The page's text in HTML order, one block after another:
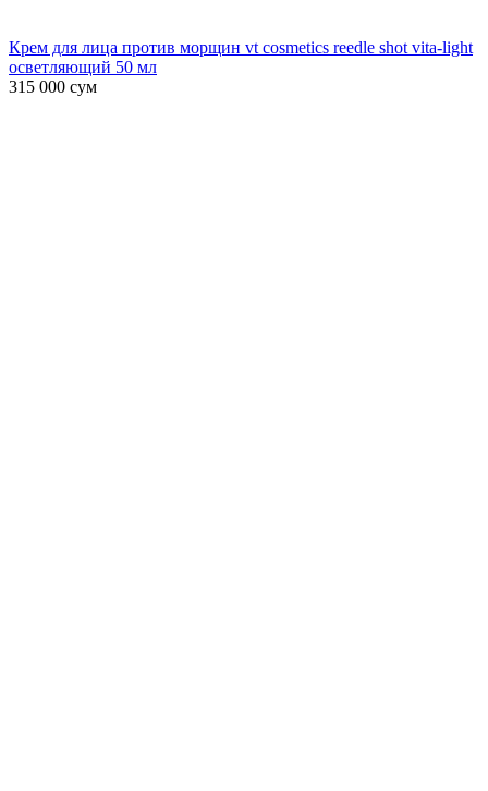
Крем для лица против морщин vt cosmetics reedle shot vita-light
осветляющий 50 мл
315 000 сум